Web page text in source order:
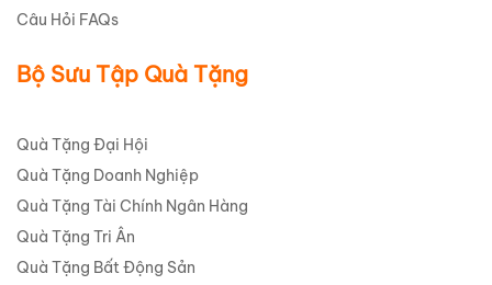
Câu Hỏi FAQs
Bộ Sưu Tập Quà Tặng
Quà Tặng Đại Hội
Quà Tặng Doanh Nghiệp
Quà Tặng Tài Chính Ngân Hàng
Quà Tặng Tri Ân
Quà Tặng Bất Động Sản